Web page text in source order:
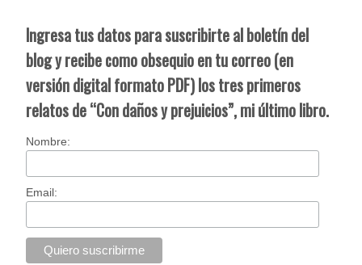
Ingresa tus datos para suscribirte al boletín del
blog y recibe como obsequio en tu correo (en
versión digital formato PDF) los tres primeros
relatos de “Con daños y prejuicios”, mi último libro.
Nombre:
Email: